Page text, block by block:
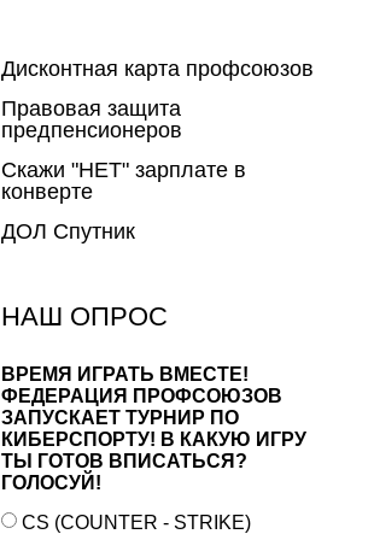
Дисконтная карта профсоюзов
Правовая защита
предпенсионеров
Скажи "НЕТ" зарплате в
конверте
ДОЛ Спутник
НАШ ОПРОС
ВРЕМЯ ИГРАТЬ ВМЕСТЕ!
ФЕДЕРАЦИЯ ПРОФСОЮЗОВ
ЗАПУСКАЕТ ТУРНИР ПО
КИБЕРСПОРТУ! В КАКУЮ ИГРУ
ТЫ ГОТОВ ВПИСАТЬСЯ?
ГОЛОСУЙ!
CS (COUNTER - STRIKE)